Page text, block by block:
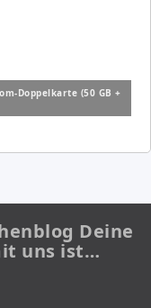
Doppelkarte (50 GB +
Deine
uns ist…